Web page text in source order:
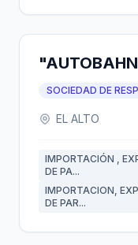
SOCIEDAD DE
EL ALTO
IMPORTACIÓN ,
DE PA...
IMPORTACION,
DE PAR...